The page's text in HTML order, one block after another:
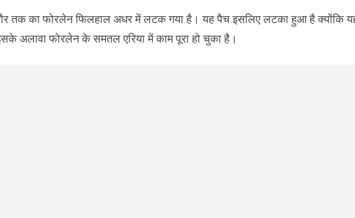
तक का फोरलेन फिलहाल अधर में लटक गया है। यह पैच इसलिए लटका हुआ है क्योंकि
अलावा फोरलेन के समतल एरिया में काम पूरा हो चुका है।